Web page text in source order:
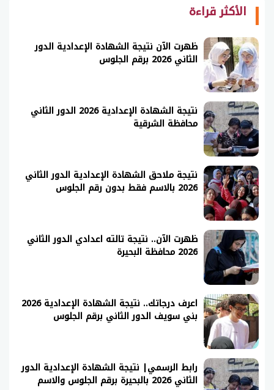
الأكثر قراءة
ظهرت الآن نتيجة الشهادة الإعدادية الدور
الثاني 2026 برقم الجلوس
نتيجة الشهادة الإعدادية 2026 الدور الثاني
محافظة الشرقية
نتيجة ملاحق الشهادة الإعدادية الدور الثاني
2026 بالاسم فقط بدون رقم الجلوس
ظهرت الآن.. نتيجة تالته اعدادي الدور الثاني
2026 محافظة البحيرة
اعرف درجاتك.. نتيجة الشهادة الإعدادية 2026
بني سويف الدور الثاني برقم الجلوس
رابط الرسمي| نتيجة الشهادة الإعدادية الدور
الثاني 2026 بالبحيرة برقم الجلوس والاسم